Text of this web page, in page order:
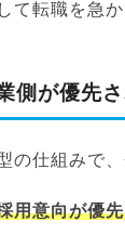
て転職を急
側が優先
の仕組みで
用意向が優